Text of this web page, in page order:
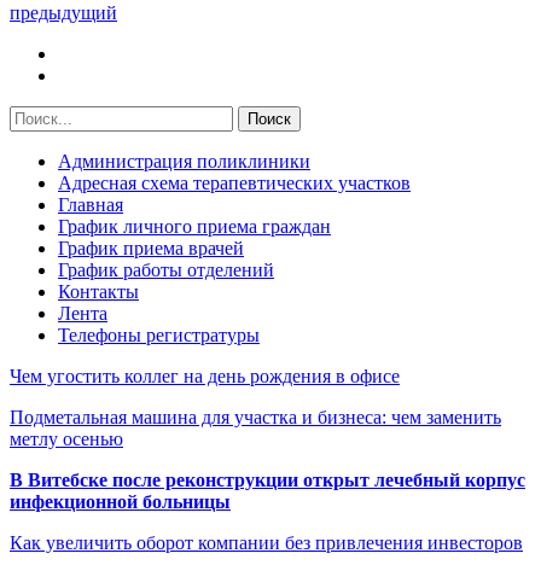
предыдущий
Администрация поликлиники
Адресная схема терапевтических участков
Главная
График личного приема граждан
График приема врачей
График работы отделений
Контакты
Лента
Телефоны регистратуры
Чем угостить коллег на день рождения в офисе
Подметальная машина для участка и бизнеса: чем заменить
метлу осенью
В Витебске после реконструкции открыт лечебный корпус
инфекционной больницы
Как увеличить оборот компании без привлечения инвесторов